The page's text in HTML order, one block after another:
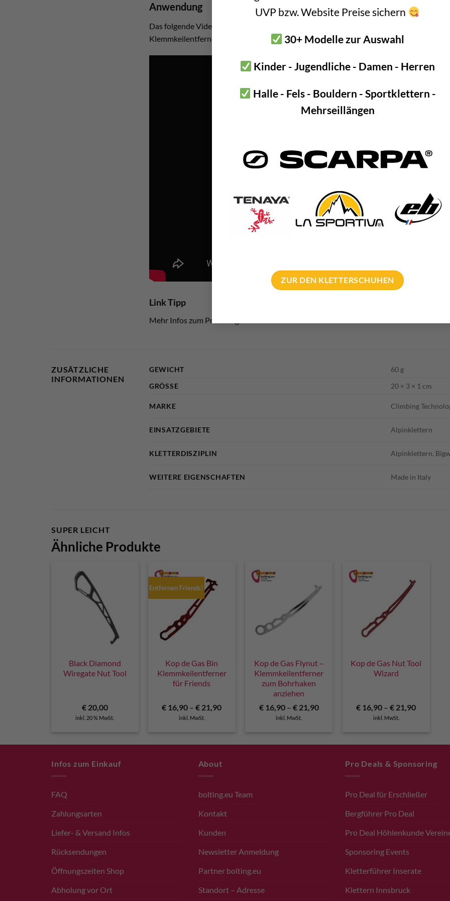
UVP bzw. Website Preise sichern
30+ Modelle zur Auswahl
Kinder - Jugendliche - Damen - Herren
Halle - Fels - Bouldern - Sportklettern -
Mehrseillängen
ZUR DEN KLETTERSCHUHEN
Anwendung
Das folgende Video zeigt beispielhaft wie das Nuts Tool Climbing Technology
Klemmkeilentfernern gleich.
Link Tipp
Mehr Infos zum Produkt gibt es auf der Hersteller
ZUSÄTZLICHE
INFORMATIONEN
GEWICHT
60 g
GRÖSSE
20 × 3 × 1 cm
MARKE Climbing
EINSATZGEBIETE Alpinklettern
KLETTERDISZIPLIN Alpinklettern,
WEITERE EIGENSCHAFTEN Made in Italy
SUPER LEICHT
Ähnliche Produkte
Black Diamond
Wiregate Nut Tool
€20,00
inkl. 20 % MwSt.
Entfernen Friends!
Kop de Gas Bin
Klemmkeilentferner
für Friends
€ 16,90 –€ 21,90
inkl. MwSt.
Kop de Gas Flynut –
Klemmkeilentferner
zum Bohrhaken
anziehen
€16,90– €21,90
inkl. MwSt.
Kop de Gas Nut Tool
Wizard
€ 16,90 –€ 21,90
inkl. MwSt.
Infos zum Einkauf
FAQ
Zahlungsarten
Liefer- & Versand Infos
Rücksendungen
Öffnungszeiten Shop
Abholung vor Ort
About
bolting.eu Team
Kontakt
Kunden
Newsletter Anmeldung
Partner bolting.eu
Standort – Adresse
Pro Deals & Sponsoring
Pro Deal für Erschließer
Bergführer Pro Deal
Pro Deal Höhlenkunde
Sponsoring Events
Kletterführer Inserate
Klettern Innsbruck